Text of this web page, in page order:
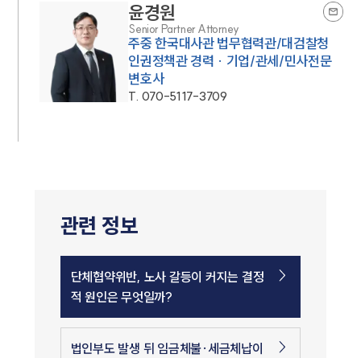
윤경원
Senior Partner Attorney
주중 한국대사관 법무협력관/대검찰청
인권정책관 경력 · 기업/관세/민사전문
변호사
T. 070-5117-3709
관련 정보
단체협약위반, 노사 갈등이 커지는 결정
적 원인은 무엇일까?
법인부도 발생 뒤 임금체불·세금체납이